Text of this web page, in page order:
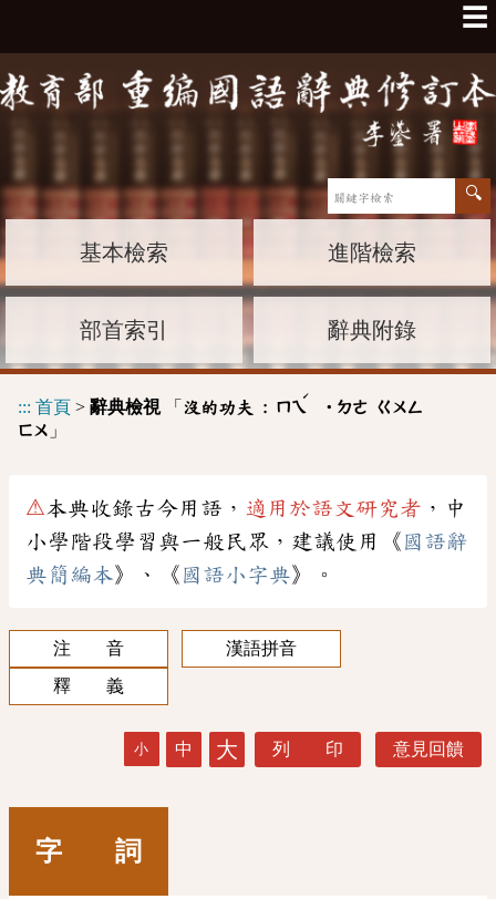
☰
基本檢索 進階檢索
部首索引 辭典附錄
::: 首頁 > 辭典檢視「 沒的功夫 : ㄇㄟ
ˊ
˙ㄉㄜ
ㄍㄨㄥ
ㄈㄨ 」
⚠本典收錄古今用語， 適用於語文研究者 ，中
小學階段學習與一般民眾，建議使用《 國語辭
典簡編本》、《 國語小字典》。
注 音
漢語拼音
釋 義
小 中 大 列 印 意見回饋
字 詞